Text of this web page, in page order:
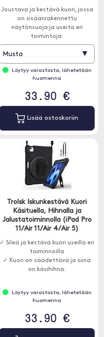
Joustava ja kestävä kuori, jossa
on sisäänrakennettu
näytönsuoja ja useita eri
toimintoja.
Musta ▾
Löytyy varastosta, lähetetään
huomenna
33.90 €
Lisää ostoskoriin
Trolsk Iskunkestävä Kuori
Käsituella, Hihnalla ja
Jalustatoiminnolla (iPad Pro
11/Air 11/Air 4/Air 5)
✓ Sileä ja kestävä kuori useilla eri
toiminnoilla
✓ Kuori on säädettävä ja siinä
on käsihihna.
Löytyy varastosta, lähetetään
huomenna
33.90 €